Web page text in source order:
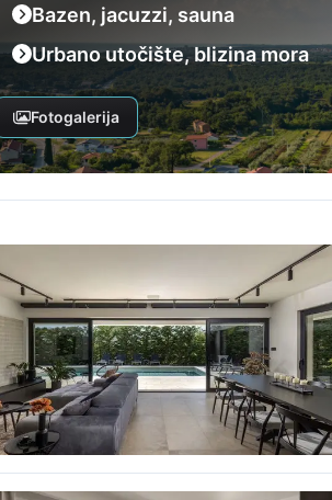
Bazen, jacuzzi, sauna
Urbano utočište, blizina mora
Fotogalerija